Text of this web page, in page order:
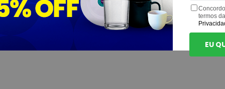
termos
EU